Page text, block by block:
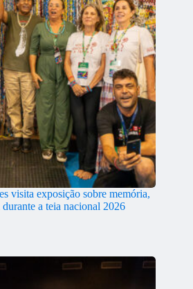
visita exposição sobre memória,
a teia nacional 2026